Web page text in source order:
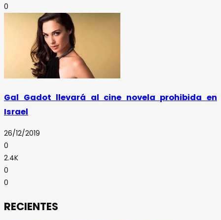
0
Gal Gadot llevará al cine novela prohibida en
Israel
26/12/2019
0
2.4K
0
0
RECIENTES